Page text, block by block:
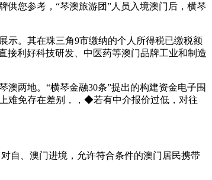
供您参考，“琴澳旅游团”人员入境澳门后，横琴
。其在珠三角9市缴纳的个人所得税已缴税额
接利好科技研发、中医药等澳门品牌工业和制造
两地。“横琴金融30条”提出的构建资金电子围
难免存在差别，，◆若有中介报价过低，对往
对自、澳门进境，允许符合条件的澳门居民携带